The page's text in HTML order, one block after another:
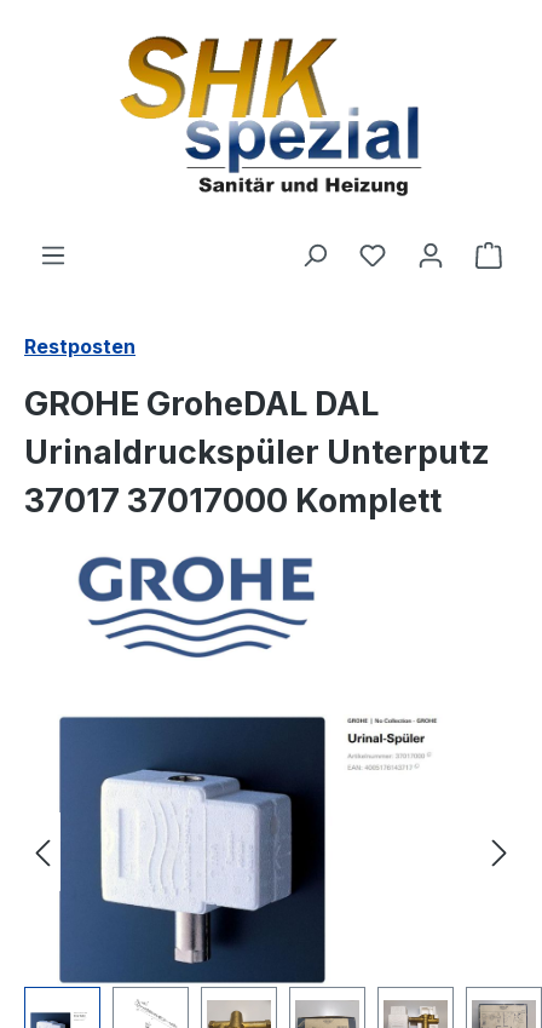
Du hast 0
Restposten
GROHE GroheDAL DAL
Urinaldruckspüler Unterputz
37017 37017000 Komplett
Bildergalerie überspringen